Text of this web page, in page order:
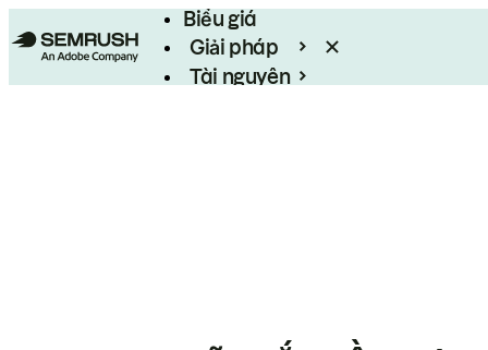
Biểu giá
Giải pháp
Tài nguyên